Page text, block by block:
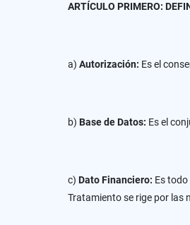
ARTÍCULO PRIMERO:
a) Autorización: Es el
b) Base de Datos: Es el
c)Dato Financiero: Es
Tratamiento se rige por las